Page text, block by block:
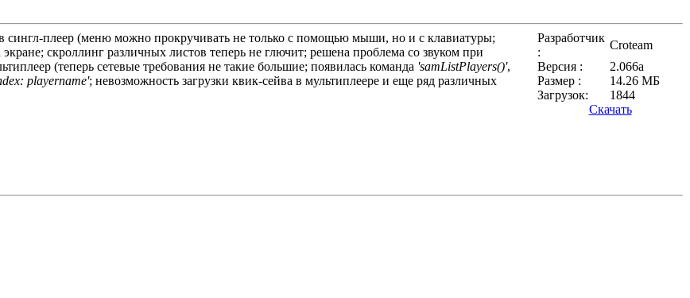
Разработчик
:
Croteam
Версия :
2.066a
Размер :
14.26 МБ
Загрузок:
1844
Скачать
сингл-плеер (меню можно прокручивать не только с помощью мыши, но и с клавиатуры;
скроллинг различных листов теперь не глючит; решена проблема со звуком при
(теперь сетевые требования не такие большие; появилась команда 'samListPlayers()',
playername'; невозможность загрузки квик-сейва в мультиплеере и еще ряд различных